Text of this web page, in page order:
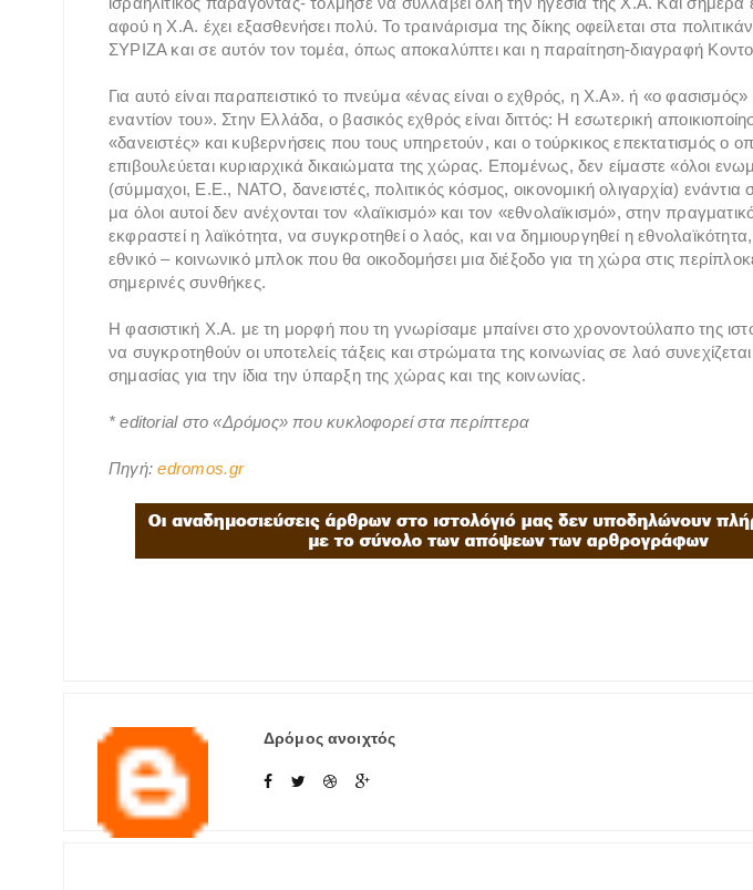
αφού η Χ.Α. έχει εξασθενήσει πολύ. Το τραινάρισμα της δίκης οφείλεται στα
ΣΥΡΙΖΑ και σε αυτόν τον τομέα, όπως αποκαλύπτει και η παραίτηση-διαγραφή
Για αυτό είναι παραπειστικό το πνεύμα «ένας είναι ο εχθρός, η Χ.Α». ή «ο φασισμός»
εναντίον του». Στην Ελλάδα, ο βασικός εχθρός είναι διττός: Η εσωτερική
«δανειστές» και κυβερνήσεις που τους υπηρετούν, και ο τούρκικος επεκτατισμός ο
επιβουλεύεται κυριαρχικά δικαιώματα της χώρας. Επομένως, δεν είμαστε «όλοι
(σύμμαχοι, Ε.Ε., ΝΑΤΟ, δανειστές, πολιτικός κόσμος, οικονομική ολιγαρχία) ενάντια
μα όλοι αυτοί δεν ανέχονται τον «λαϊκισμό» και τον «εθνολαϊκισμό», στην
εκφραστεί η λαϊκότητα, να συγκροτηθεί ο λαός, και να δημιουργηθεί η
εθνικό – κοινωνικό μπλοκ που θα οικοδομήσει μια διέξοδο για τη χώρα στις
σημερινές συνθήκες.
Η φασιστική Χ.Α. με τη μορφή που τη γνωρίσαμε μπαίνει στο χρονοντούλαπο της
να συγκροτηθούν οι υποτελείς τάξεις και στρώματα της κοινωνίας σε λαό συνεχίζεται
σημασίας για την ίδια την ύπαρξη της χώρας και της κοινωνίας.
* editorial στο «Δρόμος» που κυκλοφορεί στα περίπτερα
Πηγή:edromos.gr
Δρόμος ανοιχτός